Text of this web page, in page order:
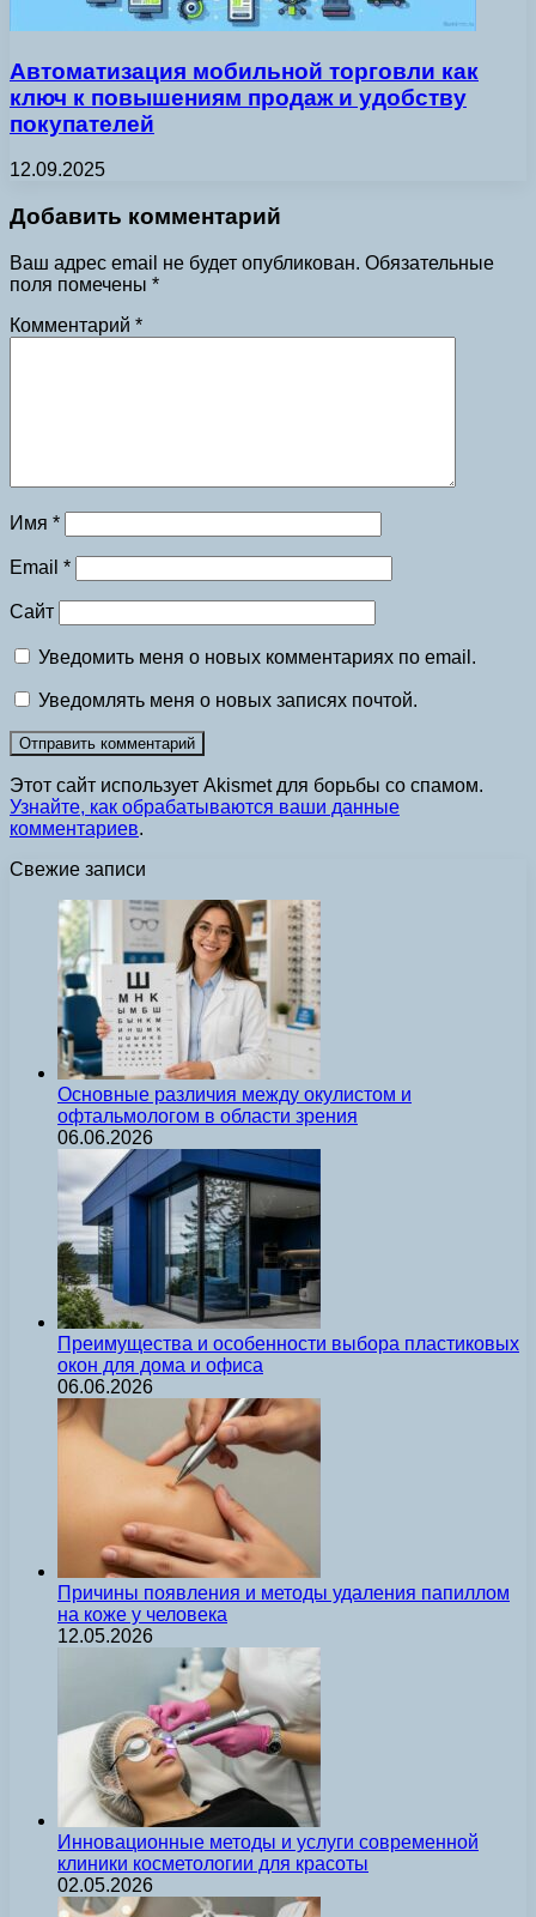
Автоматизация мобильной торговли как
ключ к повышениям продаж и удобству
покупателей
12.09.2025
Добавить комментарий
Ваш адрес email не будет опубликован. Обязательные
поля помечены *
Комментарий *
Имя *
Email *
Сайт
Уведомить меня о новых комментариях по email.
Уведомлять меня о новых записях почтой.
Этот сайт использует Akismet для борьбы со спамом.
Узнайте, как обрабатываются ваши данные
комментариев.
Свежие записи
Основные различия между окулистом и
офтальмологом в области зрения
06.06.2026
Преимущества и особенности выбора пластиковых
окон для дома и офиса
06.06.2026
Причины появления и методы удаления папиллом
на коже у человека
12.05.2026
Инновационные методы и услуги современной
клиники косметологии для красоты
02.05.2026